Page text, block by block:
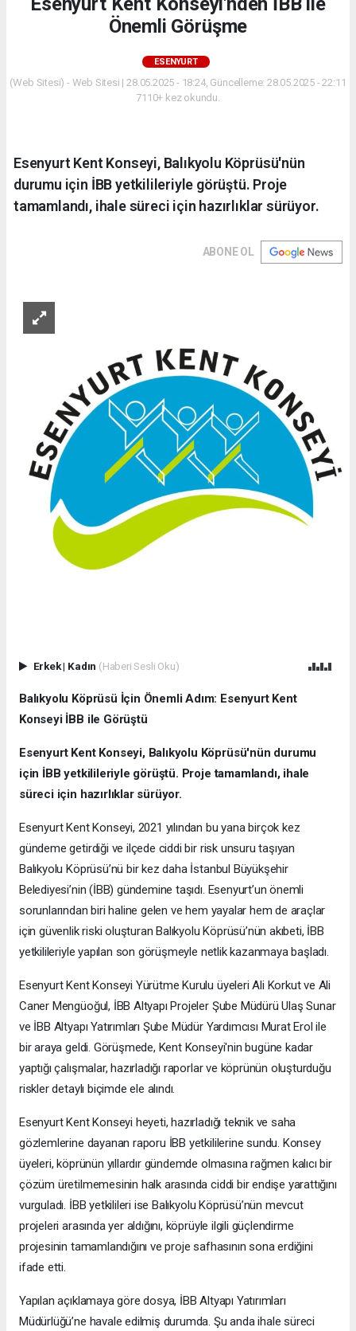
Önemli Görüşme
ESENYURT
(Web Sitesi) - Web Sitesi | 28.05.2025 - 18:24, Güncelleme: 28.05.2025 - 22:11
7110+ kez okundu.
Esenyurt Kent Konseyi, Balıkyolu Köprüsü'nün
durumu için İBB yetkilileriyle görüştü. Proje
tamamlandı, ihale süreci için hazırlıklar sürüyor.
ABONE OL
Erkek| Kadın (Haberi Sesli Oku)
Balıkyolu Köprüsü İçin Önemli Adım: Esenyurt Kent
Konseyi İBB ile Görüştü
Esenyurt Kent Konseyi, Balıkyolu Köprüsü'nün durumu
için İBB yetkilileriyle görüştü. Proje tamamlandı, ihale
süreci için hazırlıklar sürüyor.
Esenyurt Kent Konseyi, 2021 yılından bu yana birçok kez
gündeme getirdiği ve ilçede ciddi bir risk unsuru taşıyan
Balıkyolu Köprüsü’nü bir kez daha İstanbul Büyükşehir
Belediyesi’nin (İBB) gündemine taşıdı. Esenyurt’un önemli
sorunlarından biri haline gelen ve hem yayalar hem de araçlar
için güvenlik riski oluşturan Balıkyolu Köprüsü’nün akıbeti, İBB
yetkilileriyle yapılan son görüşmeyle netlik kazanmaya başladı.
Esenyurt Kent Konseyi Yürütme Kurulu üyeleri Ali Korkut ve Ali
Caner Mengüoğul, İBB Altyapı Projeler Şube Müdürü Ulaş Sunar
ve İBB Altyapı Yatırımları Şube Müdür Yardımcısı Murat Erol ile
bir araya geldi. Görüşmede, Kent Konseyi'nin bugüne kadar
yaptığı çalışmalar, hazırladığı raporlar ve köprünün oluşturduğu
riskler detaylı biçimde ele alındı.
Esenyurt Kent Konseyi heyeti, hazırladığı teknik ve saha
gözlemlerine dayanan raporu İBB yetkililerine sundu. Konsey
üyeleri, köprünün yıllardır gündemde olmasına rağmen kalıcı bir
çözüm üretilmemesinin halk arasında ciddi bir endişe yarattığını
vurguladı. İBB yetkilileri ise Balıkyolu Köprüsü’nün mevcut
projeleri arasında yer aldığını, köprüyle ilgili güçlendirme
projesinin tamamlandığını ve proje safhasının sona erdiğini
ifade etti.
Yapılan açıklamaya göre dosya, İBB Altyapı Yatırımları
Müdürlüğü’ne havale edilmiş durumda. Şu anda ihale süreci